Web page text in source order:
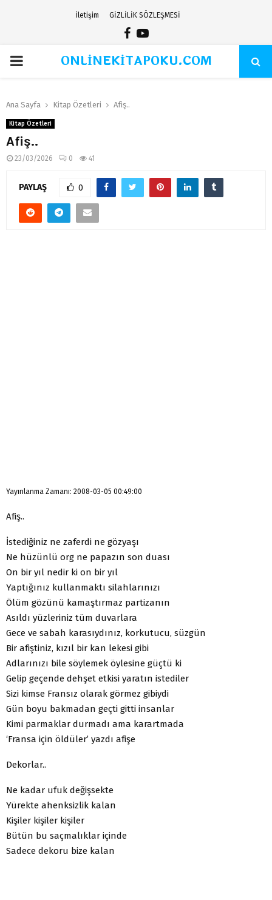
İletişim GİZLİLİK SÖZLEŞMESİ
Facebook
Youtube
PRIMARYONLİNEKİTAPOKU.COM
Ana Sayfa Kitap Özetleri Afiş..
Kitap Özetleri
Afiş..
23/03/2026 0 41
PAYLAŞ 0
Yayınlanma Zamanı: 2008-03-05 00:49:00
Afiş..
İstediğiniz ne zaferdi ne gözyaşı
Ne hüzünlü org ne papazın son duası
On bir yıl nedir ki on bir yıl
Yaptığınız kullanmaktı silahlarınızı
Ölüm gözünü kamaştırmaz partizanın
Asıldı yüzleriniz tüm duvarlara
Gece ve sabah karasıydınız, korkutucu, süzgün
Bir afiştiniz, kızıl bir kan lekesi gibi
Adlarınızı bile söylemek öylesine güçtü ki
Gelip geçende dehşet etkisi yaratın istediler
Sizi kimse Fransız olarak görmez gibiydi
Gün boyu bakmadan geçti gitti insanlar
Kimi parmaklar durmadı ama karartmada
‘Fransa için öldüler’ yazdı afişe
Dekorlar..
Ne kadar ufuk değişsekte
Yürekte ahenksizlik kalan
Kişiler kişiler kişiler
Bütün bu saçmalıklar içinde
Sadece dekoru bize kalan